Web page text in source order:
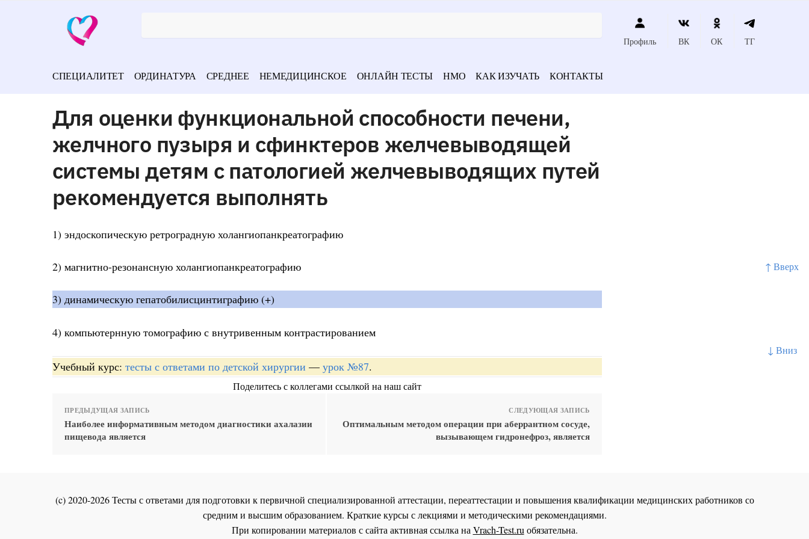
↑ Вверх
↓ Вниз
Профиль ВК ОК ТГ
СПЕЦИАЛИТЕТ ОРДИНАТУРА СРЕДНЕЕ НЕМЕДИЦИНСКОЕ ОНЛАЙН ТЕСТЫ НМО КАК ИЗУЧАТЬ КОНТАКТЫ
Для оценки функциональной способности печени,
желчного пузыря и сфинктеров желчевыводящей
системы детям с патологией желчевыводящих путей
рекомендуется выполнять
1) эндоскопическую ретроградную холангиопанкреатографию
2) магнитно-резонансную холангиопанкреатографию
3) динамическую гепатобилисцинтиграфию (+)
4) компьютернную томографию с внутривенным контрастированием
Учебный курс: тесты с ответами по детской хирургии — урок №87.
Поделитесь с коллегами ссылкой на наш сайт
ПРЕДЫДУЩАЯ ЗАПИСЬ
Наиболее информативным методом диагностики ахалазии
пищевода является
СЛЕДУЮЩАЯ ЗАПИСЬ
Оптимальным методом операции при аберрантном сосуде,
вызывающем гидронефроз, является
(c) 2020-2026 Тесты с ответами для подготовки к первичной специализированной аттестации, переаттестации и повышения квалификации медицинских работников со
средним и высшим образованием. Краткие курсы с лекциями и методическими рекомендациями.
При копировании материалов с сайта активная ссылка наVrach-Test.ruобязательна.